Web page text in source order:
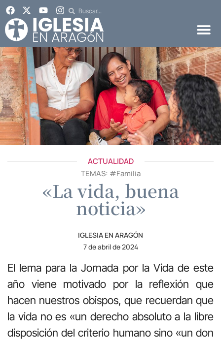
ACTUALIDAD
TEMAS: #Familia
«La vida, buena
noticia»
IGLESIA EN ARAGÓN
7 de abril de 2024
El lema para la Jornada por la Vida de este
año viene motivado por la reflexión que
hacen nuestros obispos, que recuerdan que
la vida no es «un derecho absoluto a la libre
disposición del criterio humano sino «un don